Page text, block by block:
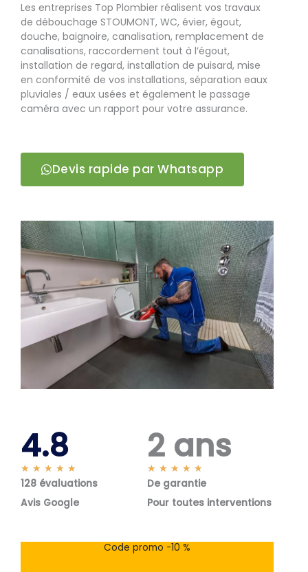
Les entreprises Top Plombier réalisent vos travaux
de débouchage STOUMONT, WC, évier, égout,
douche, baignoire, canalisation, remplacement de
canalisations, raccordement tout à l’égout,
installation de regard, installation de puisard, mise
en conformité de vos installations, séparation eaux
pluviales / eaux usées et également le passage
caméra avec un rapport pour votre assurance.
Devis rapide par Whatsapp
4.8
★ ★ ★ ★ ★
o
s
128 évaluations
Avis Google
2 ans
★ ★ ★ ★ ★
o
s
De garantie
Pour toutes interventions
Code promo -10 %